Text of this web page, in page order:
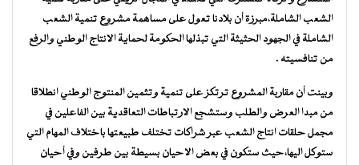
الشعب الشاملة،مبرزة أن بلادنا تعول على مساهمة مشروع تنمية الشعب
الشاملة في الجهود الحثيثة التي تبذلها الحكومة لحماية الانتاج الوطني والرفع
من تنافسيته .
وبينت أن مقاربة المشروع ترتكز على تنمية وتثمين المنتوج الوطني انطلاقا
من مبدا العرض والطلب وستشجع الارتباطات التعاقدية بين الفاعلين في
مجمل حلقات انتاج الشعب عبر شراكات تختلف طبيعتها باختلاف المهام التي
ستوكل اليها،حيث ستكون في بعض الاحيان بسيطة بين طرفين وفي أحيان